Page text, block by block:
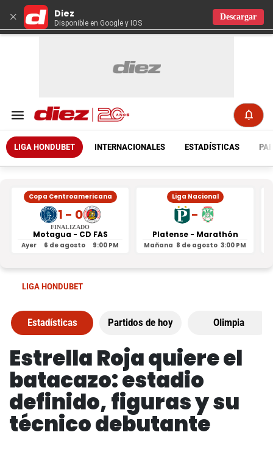
× Diez
Disponible en Google y IOS
Descargar
LIGA HONDUBET INTERNACIONALES ESTADÍSTICAS
Copa Centroamericana
1 - 0
FINALIZADO
Motagua - CD FAS
Ayer 6 de agosto 9:00 PM
Liga Nacional
-
Platense - Marathón
Mañana 8 de agosto 3:00 PM
LIGA HONDUBET
Estadísticas Partidos de hoy Olimpia
Estrella Roja quiere el
batacazo: estadio
definido, figuras y su
técnico debutante